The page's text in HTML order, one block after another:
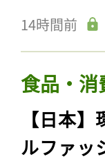
14時間前
食品・
【日本
ルファッ